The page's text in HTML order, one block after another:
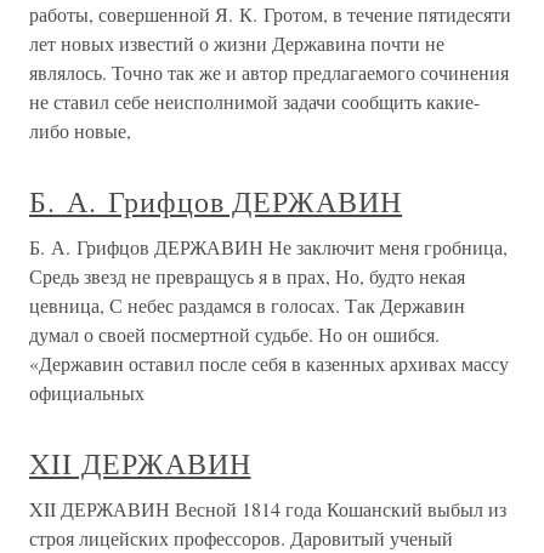
работы, совершенной Я. К. Гротом, в течение пятидесяти
лет новых известий о жизни Державина почти не
являлось. Точно так же и автор предлагаемого сочинения
не ставил себе неисполнимой задачи сообщить какие-
либо новые,
Б. А. Грифцов ДЕРЖАВИН
Б. А. Грифцов ДЕРЖАВИН Не заключит меня гробница,
Средь звезд не превращусь я в прах, Но, будто некая
цевница, С небес раздамся в голосах. Так Державин
думал о своей посмертной судьбе. Но он ошибся.
«Державин оставил после себя в казенных архивах массу
официальных
XII ДЕРЖАВИН
XII ДЕРЖАВИН Весной 1814 года Кошанский выбыл из
строя лицейских профессоров. Даровитый ученый